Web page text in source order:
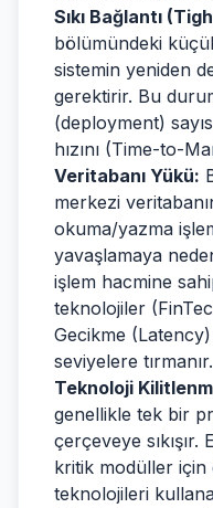
Sıkı Bağlantı
bölümündeki
sistemin yeniden
gerektirir. Bu
(deployment)
hızını (Time-to-
Veritabanı Yükü:
merkezi
okuma/yazma
yavaşlamaya
işlem hacmine
teknolojiler
Gecikme
seviyelere tırmanır.
Teknoloji
genellikle tek bir
çerçeveye
kritik modüller
teknolojileri